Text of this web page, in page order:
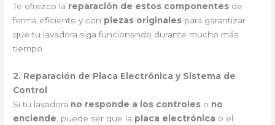
Te ofrezco la reparación de estos componentes de
forma eficiente y con piezas originales para garantizar
que tu lavadora siga funcionando durante mucho más
tiempo.
2. Reparación de Placa Electrónica y Sistema de
Control
Si tu lavadora no responde a los controles o no
enciende , puede ser que la placa electrónica o el